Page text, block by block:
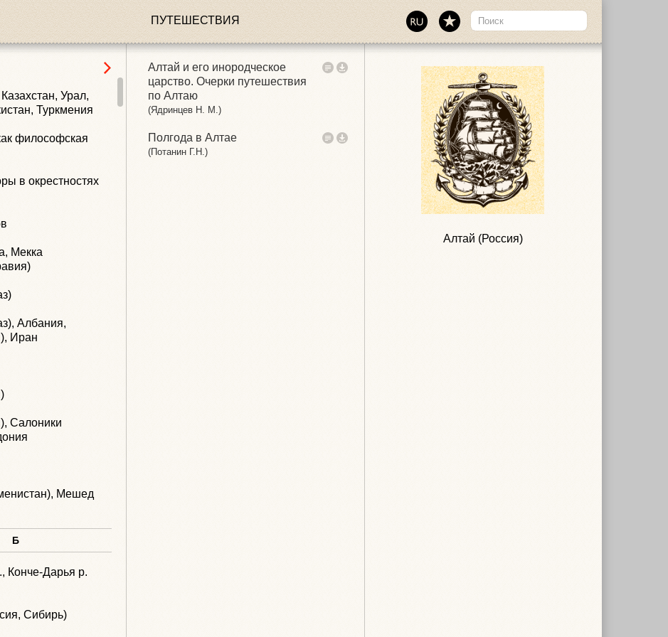
ПУТЕШЕСТВИЯ
Африка)
Урал,
Туркмения
философская
в окрестностях
Мекка
Албания,
Иран
Салоники
Мешед
Б
Конче-Дарья р.
Сибирь)
Алтай и его инородческое
царство. Очерки путешествия
по Алтаю
(Ядринцев Н. М.)
Полгода в Алтае
(Потанин Г.Н.)
Алтай (Россия)